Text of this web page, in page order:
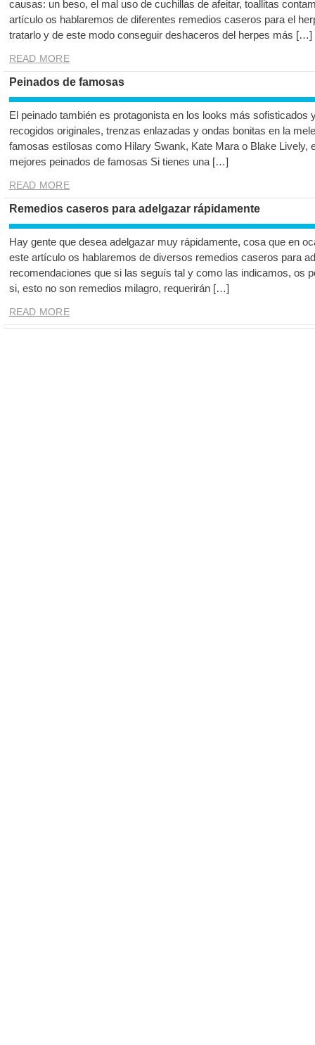
causas: un beso, el mal uso de cuchillas de afeitar, toallitas
artículo os hablaremos de diferentes remedios caseros para el
tratarlo y de este modo conseguir deshaceros del herpes más […]
READ MORE
Peinados de famosas
El peinado también es protagonista en los looks más sofisticados
recogidos originales, trenzas enlazadas y ondas bonitas en la
famosas estilosas como Hilary Swank, Kate Mara o Blake Lively,
mejores peinados de famosas Si tienes una […]
READ MORE
Remedios caseros para adelgazar rápidamente
Hay gente que desea adelgazar muy rápidamente, cosa que en
este artículo os hablaremos de diversos remedios caseros para
recomendaciones que si las seguís tal y como las indicamos, os
si, esto no son remedios milagro, requerirán […]
READ MORE